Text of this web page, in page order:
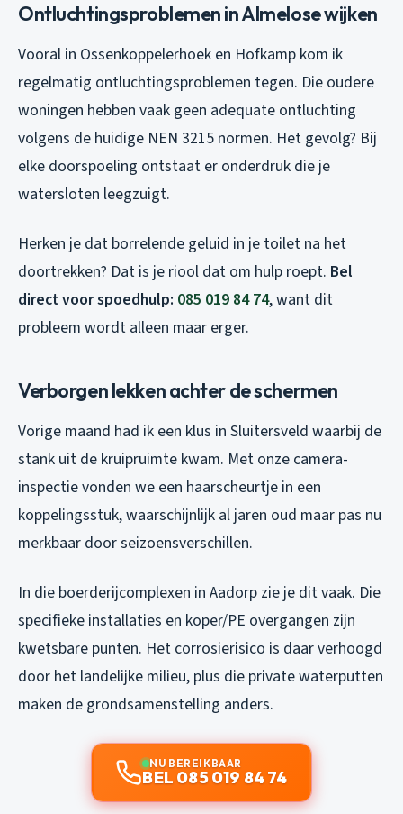
Ontluchtingsproblemen in Almelose wijken
Vooral in Ossenkoppelerhoek en Hofkamp kom ik
regelmatig ontluchtingsproblemen tegen. Die oudere
woningen hebben vaak geen adequate ontluchting
volgens de huidige NEN 3215 normen. Het gevolg? Bij
elke doorspoeling ontstaat er onderdruk die je
watersloten leegzuigt.
Herken je dat borrelende geluid in je toilet na het
doortrekken? Dat is je riool dat om hulp roept. Bel
direct voor spoedhulp: 085 019 84 74, want dit
probleem wordt alleen maar erger.
Verborgen lekken achter de schermen
Vorige maand had ik een klus in Sluitersveld waarbij de
stank uit de kruipruimte kwam. Met onze camera-
inspectie vonden we een haarscheurtje in een
koppelingsstuk, waarschijnlijk al jaren oud maar pas nu
merkbaar door seizoensverschillen.
In die boerderijcomplexen in Aadorp zie je dit vaak. Die
specifieke installaties en koper/PE overgangen zijn
kwetsbare punten. Het corrosierisico is daar verhoogd
door het landelijke milieu, plus die private waterputten
maken de grondsamenstelling anders.
NU BEREIKBAAR
BEL 085 019 84 74